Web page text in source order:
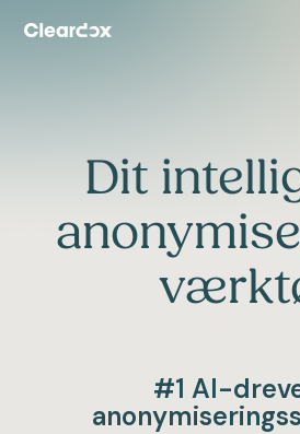
Dit
#1 AI-